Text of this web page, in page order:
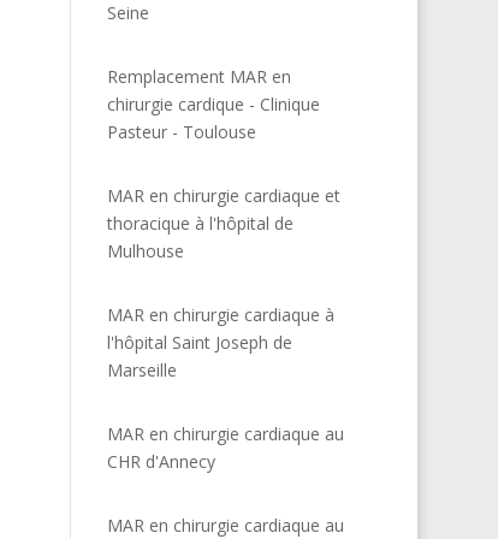
Seine
Remplacement MAR en
chirurgie cardique - Clinique
Pasteur - Toulouse
MAR en chirurgie cardiaque et
thoracique à l'hôpital de
Mulhouse
MAR en chirurgie cardiaque à
l'hôpital Saint Joseph de
Marseille
MAR en chirurgie cardiaque au
CHR d'Annecy
MAR en chirurgie cardiaque au